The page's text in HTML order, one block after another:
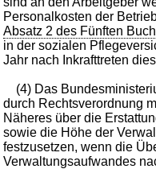
Personalkosten der
Absatz 2 des Fünften
in der sozialen
Jahr nach Inkrafttreten
(4) Das
durch Rechtsverordnung
Näheres über die
sowie die Höhe der
festzusetzen, wenn die
Verwaltungsaufwandes